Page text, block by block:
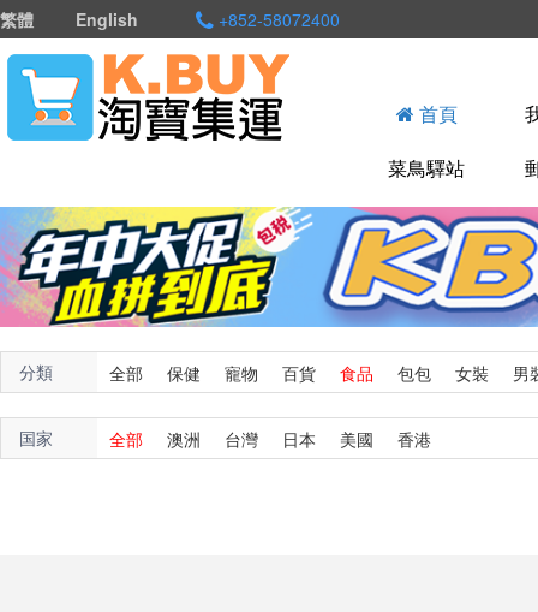
繁體 English +852-58072400
首頁
菜鳥驛站
分類 全部 保健 寵物 百貨 食品 包包 女裝 男
国家 全部 澳洲 台灣 日本 美國 香港